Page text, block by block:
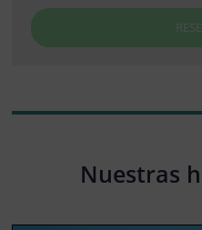
Nuestras